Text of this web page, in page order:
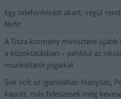
Egy telefonhívást akart, végül
férfit
A Tisza kormány minisztere
a közoktatásban – például az
munkáltatói jogaikat
Sok volt az igazolatlan hiányzás,
kapott, más fideszesek még